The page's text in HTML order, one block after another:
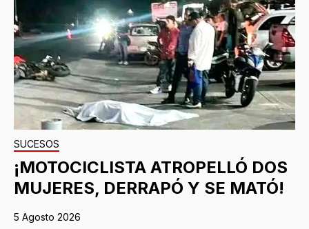
SUCESOS
¡MOTOCICLISTA ATROPELLÓ DOS
MUJERES, DERRAPÓ Y SE MATÓ!
5 Agosto 2026